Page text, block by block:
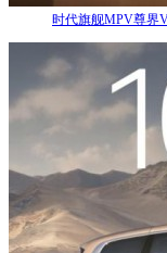
时代旗舰MPV尊界